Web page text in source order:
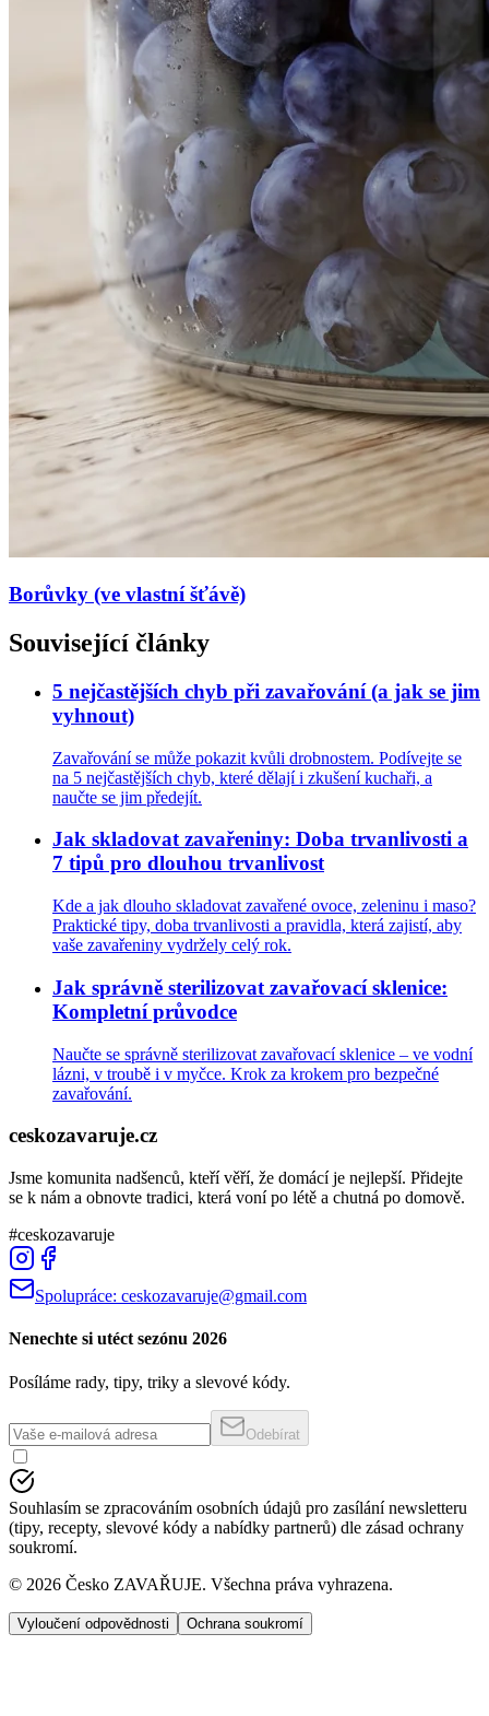
Borůvky (ve vlastní šťávě)
Související články
5 nejčastějších chyb při zavařování (a jak se jim
vyhnout)
Zavařování se může pokazit kvůli drobnostem. Podívejte se
na 5 nejčastějších chyb, které dělají i zkušení kuchaři, a
naučte se jim předejít.
Jak skladovat zavařeniny: Doba trvanlivosti a
7 tipů pro dlouhou trvanlivost
Kde a jak dlouho skladovat zavařené ovoce, zeleninu i maso?
Praktické tipy, doba trvanlivosti a pravidla, která zajistí, aby
vaše zavařeniny vydržely celý rok.
Jak správně sterilizovat zavařovací sklenice:
Kompletní průvodce
Naučte se správně sterilizovat zavařovací sklenice – ve vodní
lázni, v troubě i v myčce. Krok za krokem pro bezpečné
zavařování.
ceskozavaruje.cz
Jsme komunita nadšenců, kteří věří, že domácí je nejlepší. Přidejte
se k nám a obnovte tradici, která voní po létě a chutná po domově.
#ceskozavaruje
Spolupráce: ceskozavaruje@gmail.com
Nenechte si utéct sezónu 2026
Posíláme rady, tipy, triky a slevové kódy.
Odebírat
Souhlasím se zpracováním osobních údajů pro zasílání newsletteru
(tipy, recepty, slevové kódy a nabídky partnerů) dle zásad ochrany
soukromí.
© 2026 Česko ZAVAŘUJE. Všechna práva vyhrazena.
Vyloučení odpovědnosti Ochrana soukromí